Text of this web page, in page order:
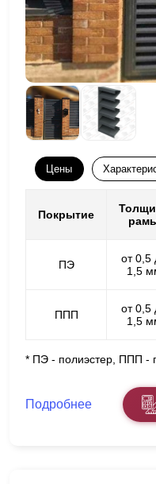
Цены
Покрытие
ПЭ
от 0,5
1,5
ППП
от 0,5
1,5
* ПЭ - полиэстер, ППП -
Подробнее